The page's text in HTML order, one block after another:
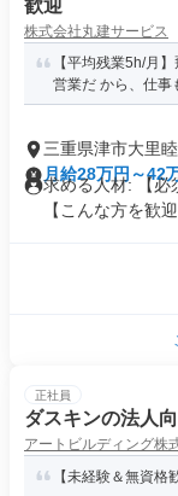
歓迎
株式会社丸建サービス
【平均残業5h/月
営業だ から、仕事
三重県津市大里
月給28万円～42
求める人材: 【必
【こんな方を歓
正社員
ダスキンの法人
アートビルディング株
【未経験＆無資